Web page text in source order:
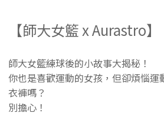
【師大女籃 x Aurastro】
師大女籃練球後的小故事大揭秘！
你也是喜歡運動的女孩，但卻煩惱運
衣褲嗎？
別擔心！